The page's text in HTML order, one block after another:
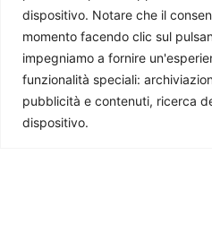
dispositivo. Notare che il
momento facendo clic sul
impegniamo a fornire
funzionalità speciali:
pubblicità e contenuti, ricerca
dispositivo.
Ti piace
La nostra redazione è
questa rivista. Se ti è